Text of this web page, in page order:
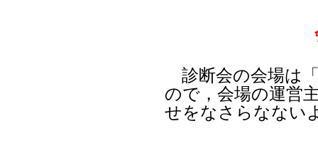
診断会の会場は
ので，会場の運営
せをなさらなない